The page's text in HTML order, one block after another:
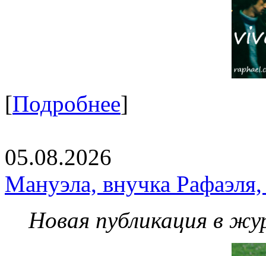
[Подробнее]
05.08.2026
Мануэла, внучка
Новая публикация в